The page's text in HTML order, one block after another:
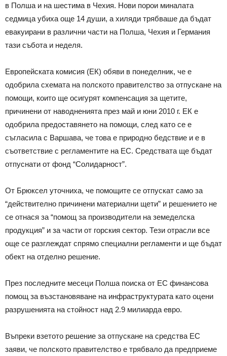
в Полша и на шестима в Чехия. Нови порои миналата
седмица убиха още 14 души, а хиляди трябваше да бъдат
евакуирани в различни части на Полша, Чехия и Германия
тази събота и неделя.
Европейската комисия (ЕК) обяви в понеделник, че е
одобрила схемата на полското правителство за отпускане на
помощи, които ще осигурят компенсация за щетите,
причинени от наводненията през май и юни 2010 г. ЕК е
одобрила предоставянето на помощи, след като се е
съгласила с Варшава, че това е природно бедствие и е в
съответствие с регламентите на ЕС. Средствата ще бъдат
отпуснати от фонд “Солидарност”.
От Брюксел уточниха, че помощите се отпускат само за
“действително причинени материални щети” и решението не
се отнася за “помощ за производители на земеделска
продукция” и за части от горския сектор. Тези отрасли все
още се разглеждат спрямо специални регламенти и ще бъдат
обект на отделно решение.
През последните месеци Полша поиска от ЕС финансова
помощ за възстановяване на инфраструктурата като оцени
разрушенията на стойност над 2.9 милиарда евро.
Въпреки взетото решение за отпускане на средства ЕС
заяви, че полското правителство е трябвало да предприеме